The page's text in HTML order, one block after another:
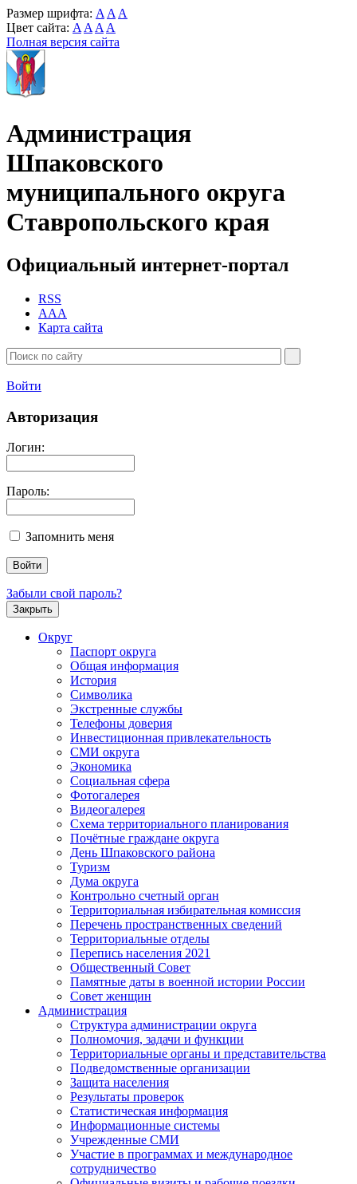
Размер шрифта: A A A
Цвет сайта: A A A A
Полная версия сайта
Администрация
Шпаковского
муниципального округа
Ставропольского края
Официальный интернет-портал
RSS
AAA
Карта сайта
Войти
Авторизация
Логин:
Пароль:
Запомнить меня
Забыли свой пароль?
Закрыть
Округ
Паспорт округа
Общая информация
История
Символика
Экстренные службы
Телефоны доверия
Инвестиционная привлекательность
СМИ округа
Экономика
Социальная сфера
Фотогалерея
Видеогалерея
Схема территориального планирования
Почётные граждане округа
День Шпаковского района
Туризм
Дума округа
Контрольно счетный орган
Территориальная избирательная комиссия
Перечень пространственных сведений
Территориальные отделы
Перепись населения 2021
Общественный Совет
Памятные даты в военной истории России
Совет женщин
Администрация
Структура администрации округа
Полномочия, задачи и функции
Территориальные органы и представительства
Подведомственные организации
Защита населения
Результаты проверок
Статистическая информация
Информационные системы
Учрежденные СМИ
Участие в программах и международное
сотрудничество